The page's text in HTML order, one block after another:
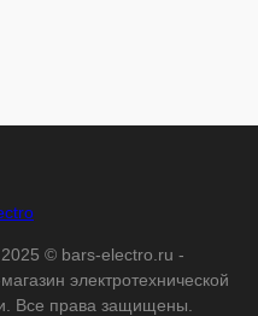
© bars-electro.ru -
электротехнической
Все права защищены.